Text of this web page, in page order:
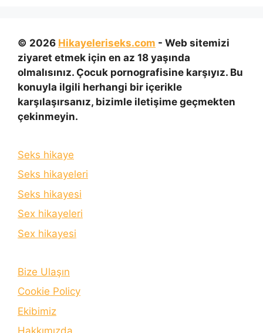
© 2026 Hikayeleriseks.com - Web sitemizi
ziyaret etmek için en az 18 yaşında
olmalısınız. Çocuk pornografisine karşıyız. Bu
konuyla ilgili herhangi bir içerikle
karşılaşırsanız, bizimle iletişime geçmekten
çekinmeyin.
Seks hikaye
Seks hikayeleri
Seks hikayesi
Sex hikayeleri
Sex hikayesi
Bize Ulaşın
Cookie Policy
Ekibimiz
Hakkımızda